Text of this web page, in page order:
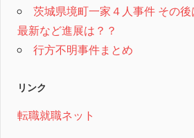
茨城県境町一家４人事件 その後
最新など進展は？？
行方不明事件まとめ
リンク
転職就職ネット